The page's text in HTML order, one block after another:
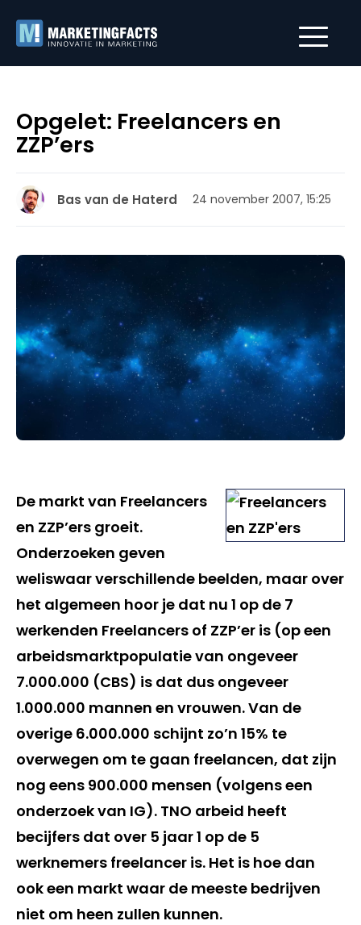
Opgelet: Freelancers en
ZZP’ers
Bas van de Haterd 24 november 2007, 15:25
De markt van Freelancers
en ZZP’ers groeit.
Onderzoeken geven
weliswaar verschillende beelden, maar over
het algemeen hoor je dat nu 1 op de 7
werkenden Freelancers of ZZP’er is (op een
arbeidsmarktpopulatie van ongeveer
7.000.000 (CBS) is dat dus ongeveer
1.000.000 mannen en vrouwen. Van de
overige 6.000.000 schijnt zo’n 15% te
overwegen om te gaan freelancen, dat zijn
nog eens 900.000 mensen (volgens een
onderzoek van IG). TNO arbeid heeft
becijfers dat over 5 jaar 1 op de 5
werknemers freelancer is. Het is hoe dan
ook een markt waar de meeste bedrijven
niet om heen zullen kunnen.